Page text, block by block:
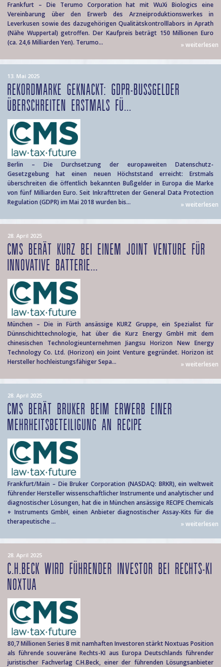
Frankfurt – Die Terumo Corporation hat mit WuXi Biologics eine
Vereinbarung über den Erwerb des Arzneiproduktionswerkes in
Leverkusen sowie des dazugehörigen Qualitätskontrolllabors in Aprath
(Nähe Wuppertal) getroffen. Der Kaufpreis beträgt 150 Millionen Euro
(ca. 24,6 Milliarden Yen). Terumo...
» weiterlesen
13. Mai 2025
REKORDMARKE GEKNACKT: GDPR-BUSSGELDER Ü
BERSCHREITEN ERSTMALS FÜ...
Berlin – Die Durchsetzung der europaweiten Datenschutz-
Gesetzgebung hat einen neuen Höchststand erreicht: Erstmals
überschreiten die öffentlich bekannten Bußgelder in Europa die Marke
von fünf Milliarden Euro. Seit Inkrafttreten der General Data Protection
Regulation (GDPR) im Mai 2018 wurden bis...
» weiterlesen
28. April 2025
CMS BERÄT KURZ BEI EINEM JOINT VENTURE FÜR
INNOVATIVE BATTERIE...
München – Die in Fürth ansässige KURZ Gruppe, ein Spezialist für
Dünnschichttechnologie, hat über die Kurz Energy GmbH mit dem
chinesischen Technologieunternehmen Jiangsu Horizon New Energy
Technology Co. Ltd. (Horizon) ein Joint Venture gegründet. Horizon ist
Hersteller hochleistungsfähiger Sepa...
» weiterlesen
28. April 2025
CMS BERÄT BRUKER BEIM ERWERB EINER
MEHRHEITSBETEILIGUNG AN RECIPE
Frankfurt/Main – Die Bruker Corporation (NASDAQ: BRKR), ein weltweit
führender Hersteller wissenschaftlicher Instrumente und analytischer und
diagnostischer Lösungen, hat die in München ansässige RECIPE Chemicals
+ Instruments GmbH, einen Anbieter diagnostischer Assay-Kits für die
therapeutische ...
» weiterlesen
28. April 2025
C.H.BECK WIRD FÜHRENDER INVESTOR BEI RECHTS-KI
NOXTUA
80,7 Millionen Series B mit namhaften Investoren stärkt Noxtuas Position
als führende souveräne Rechts-KI aus Europa Deutschlands führender
juristischer Fachverlag C.H.Beck, einer der führenden Lösungsanbieter